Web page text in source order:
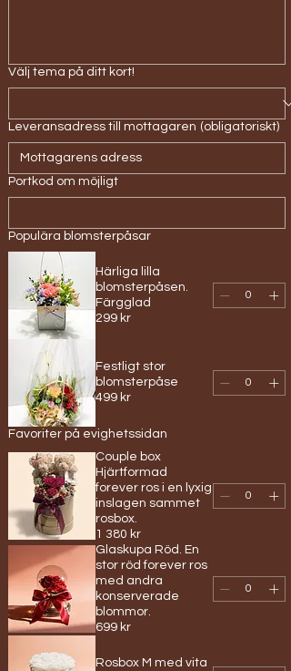
Välj tema på ditt kort!
Leveransadress till mottagaren (obligatoriskt)
Portkod om möjligt
Populära blomsterpåsar
Härliga lilla
blomsterpåsen.
Färgglad
299 kr
Festligt stor
blomsterpåse
499 kr
Favoriter på evighetssidan
Couple box
Hjärtformad
forever ros i en lyxig
inslagen sammet
rosbox.
1 380 kr
Glaskupa Röd. En
stor röd forever ros
med andra
konserverade
blommor.
699 kr
Rosbox M med vita